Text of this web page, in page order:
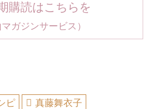
購読はこちらを
ガジンサービス）
ピ
真藤舞衣子